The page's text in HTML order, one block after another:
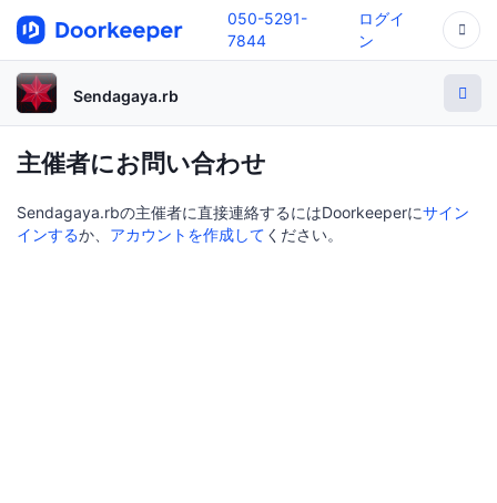
050-5291-
7844
ログイ
ン
Sendagaya.rb
主催者にお問い合わせ
Sendagaya.rbの主催者に直接連絡するにはDoorkeeperにサイン
インするか、 アカウントを作成して ください。